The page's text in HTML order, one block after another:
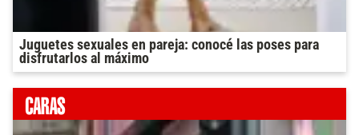
Juguetes sexuales en pareja: conocé las poses para
disfrutarlos al máximo